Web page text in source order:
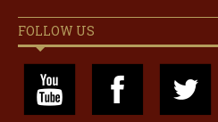
FOLLOW US